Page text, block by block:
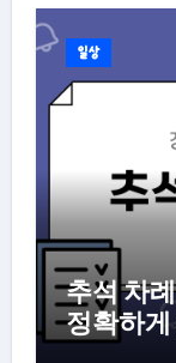
일상
추석 차
정확하